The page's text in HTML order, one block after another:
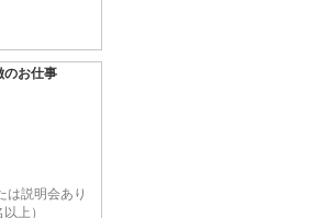
のお仕事
は説明会あり
上）